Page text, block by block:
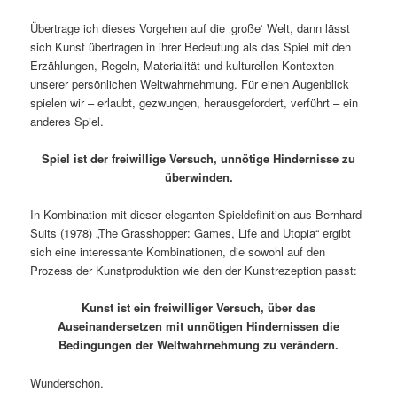
Übertrage ich dieses Vorgehen auf die ‚große‘ Welt, dann lässt
sich Kunst übertragen in ihrer Bedeutung als das Spiel mit den
Erzählungen, Regeln, Materialität und kulturellen Kontexten
unserer persönlichen Weltwahrnehmung. Für einen Augenblick
spielen wir – erlaubt, gezwungen, herausgefordert, verführt – ein
anderes Spiel.
Spiel ist der freiwillige Versuch, unnötige Hindernisse zu
überwinden.
In Kombination mit dieser eleganten Spieldefinition aus Bernhard
Suits (1978) „The Grasshopper: Games, Life and Utopia“ ergibt
sich eine interessante Kombinationen, die sowohl auf den
Prozess der Kunstproduktion wie den der Kunstrezeption passt:
Kunst ist ein freiwilliger Versuch, über das
Auseinandersetzen mit unnötigen Hindernissen die
Bedingungen der Weltwahrnehmung zu verändern.
Wunderschön.